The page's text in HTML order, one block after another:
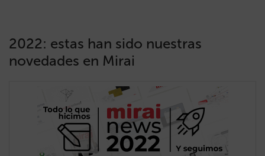
2022: estas han sido nuestras
novedades en Mirai